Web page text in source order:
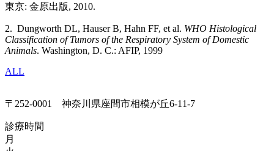
東京: 金原出版, 2010.
2. Dungworth DL, Hauser B, Hahn FF, et al. WHO Histological
Classification of Tumors of the Respiratory System of Domestic
Animals. Washington, D. C.: AFIP, 1999
ALL
〒252-0001 神奈川県座間市相模が丘6-11-7
診療時間
月